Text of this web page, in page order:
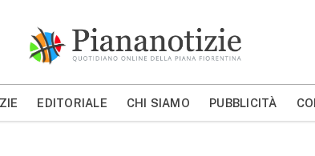
MOSTRA/NASCONDI CERCA
EDITORIALE CHI SIAMO PUBBLICITÀ